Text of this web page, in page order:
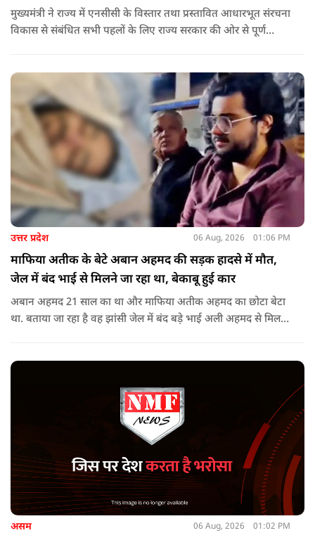
मुख्यमंत्री ने राज्य में एनसीसी के विस्तार तथा प्रस्तावित आधारभूत संरचना
विकास से संबंधित सभी पहलों के लिए राज्य सरकार की ओर से पूर्ण
उत्तर प्रदेश 06 Aug, 2026 01:06 PM
माफिया अतीक के बेटे अबान अहमद की सड़क हादसे में मौत,
जेल में बंद भाई से मिलने जा रहा था, बेकाबू हुई कार
अबान अहमद 21 साल का था और माफिया अतीक अहमद का छोटा बेटा
था. बताया जा रहा है वह झांसी जेल में बंद बड़े भाई अली अहमद से मिलने
असम 06 Aug, 2026 01:02 PM